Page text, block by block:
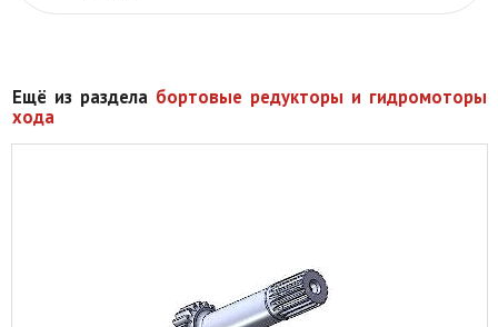
Ещё из раздела бортовые редукторы и гидромоторы
хода